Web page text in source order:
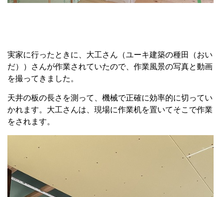
実家に行ったときに、大工さん（ユーキ建築の種田（おい
だ））さんが作業されていたので、作業風景の写真と動画
を撮ってきました。
天井の板の長さを測って、機械で正確に効率的に切ってい
かれます。大工さんは、現場に作業机を置いてそこで作業
をされます。